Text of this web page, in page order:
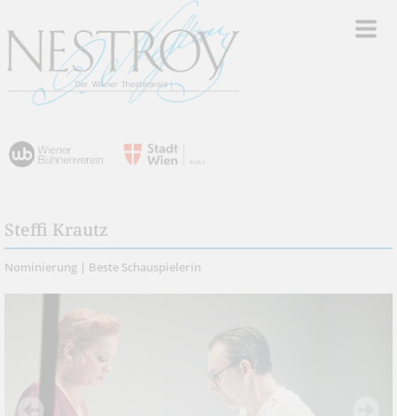
Steffi Krautz
Nominierung | Beste Schauspielerin